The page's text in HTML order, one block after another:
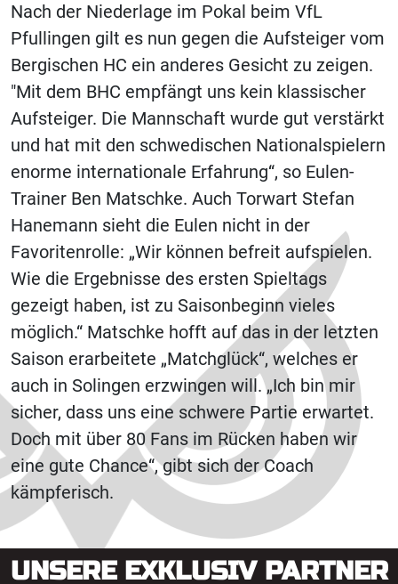
Nach der Niederlage im Pokal beim VfL
Pfullingen gilt es nun gegen die Aufsteiger vom
Bergischen HC ein anderes Gesicht zu zeigen.
"Mit dem BHC empfängt uns kein klassischer
Aufsteiger. Die Mannschaft wurde gut verstärkt
und hat mit den schwedischen Nationalspielern
enorme internationale Erfahrung“, so Eulen-
Trainer Ben Matschke. Auch Torwart Stefan
Hanemann sieht die Eulen nicht in der
Favoritenrolle: „Wir können befreit aufspielen.
Wie die Ergebnisse des ersten Spieltags
gezeigt haben, ist zu Saisonbeginn vieles
möglich.“ Matschke hofft auf das in der letzten
Saison erarbeitete „Matchglück“, welches er
auch in Solingen erzwingen will. „Ich bin mir
sicher, dass uns eine schwere Partie erwartet.
Doch mit über 80 Fans im Rücken haben wir
eine gute Chance“, gibt sich der Coach
kämpferisch.
UNSERE EXKLUSIV PARTNER